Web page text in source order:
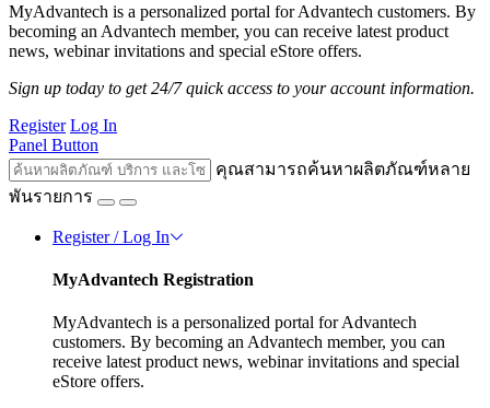
MyAdvantech is a personalized portal for Advantech customers. By
becoming an Advantech member, you can receive latest product
news, webinar invitations and special eStore offers.
Sign up today to get 24/7 quick access to your account information.
Register Log In
Panel Button
คุณสามารถค้นหาผลิตภัณฑ์หลาย
พันรายการ
Register / Log In
MyAdvantech Registration
MyAdvantech is a personalized portal for Advantech
customers. By becoming an Advantech member, you can
receive latest product news, webinar invitations and special
eStore offers.